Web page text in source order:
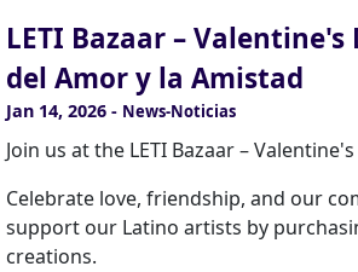
LETI Bazaar – Valentine's
del Amor y la Amistad
Jan 14, 2026 - News-Noticias
Join us at the LETI Bazaar – Valentine's
Celebrate love, friendship, and our
support our Latino artists by
creations.